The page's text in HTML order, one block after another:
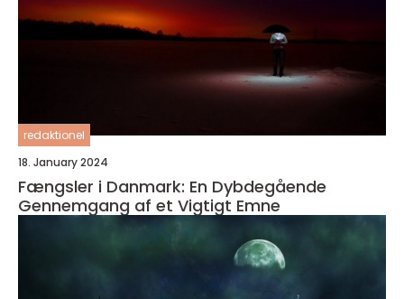
redaktionel
18. January 2024
Fængsler i Danmark: En Dybdegående
Gennemgang af et Vigtigt Emne